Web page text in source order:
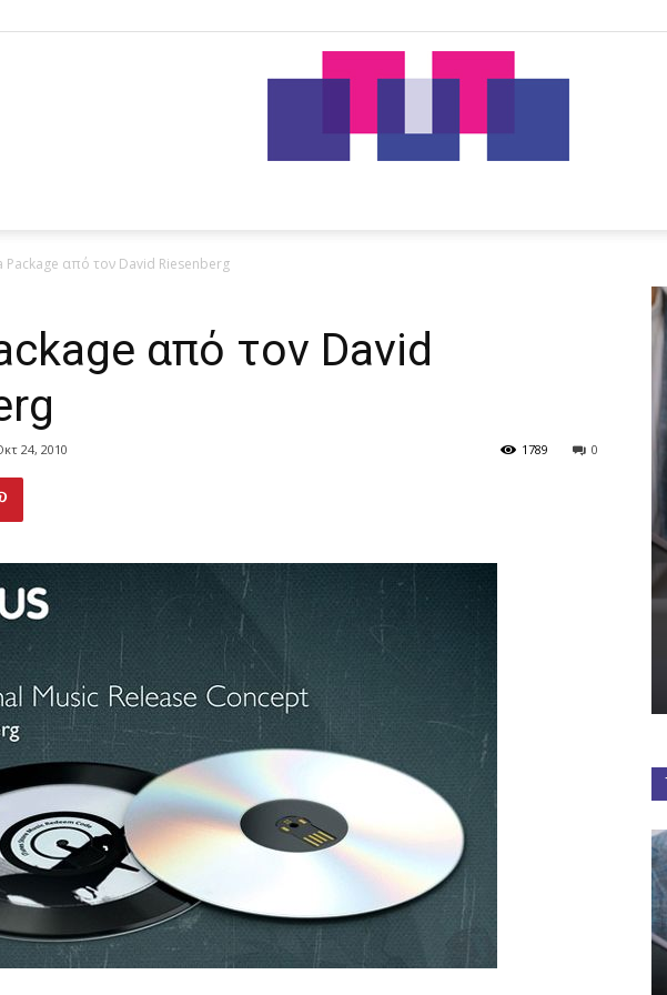
Package από τον David Riesenberg
από τον David
24, 2010 0
1789